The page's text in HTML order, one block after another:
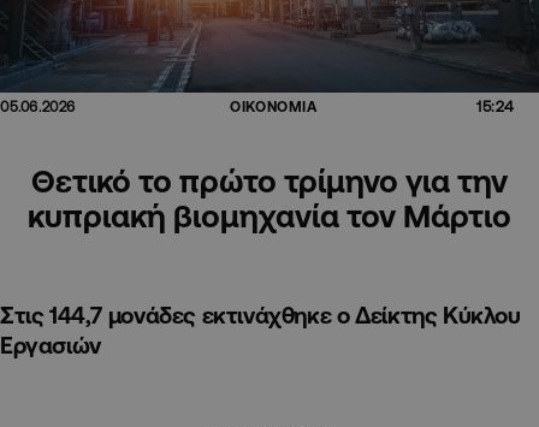
05.06.2026 ΟΙΚΟΝΟΜΙΑ 15:24
Θετικό το πρώτο τρίμηνο για την
κυπριακή βιομηχανία τον Μάρτιο
Στις 144,7 μονάδες εκτινάχθηκε ο Δείκτης Κύκλου
Εργασιών